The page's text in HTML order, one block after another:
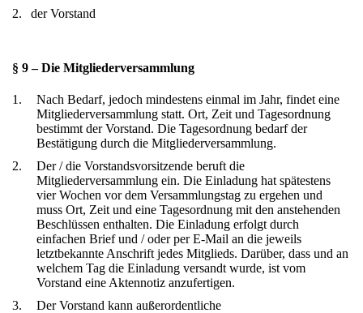
2.
der Vorstand
§ 9 – Die Mitgliederversammlung
1.
Nach Bedarf, jedoch mindestens einmal im Jahr, findet eine
Mitgliederversammlung statt. Ort, Zeit und Tagesordnung
bestimmt der Vorstand. Die Tagesordnung bedarf der
Bestätigung durch die Mitgliederversammlung.
2.
Der / die Vorstandsvorsitzende beruft die
Mitgliederversammlung ein. Die Einladung hat spätestens
vier Wochen vor dem Versammlungstag zu ergehen und
muss Ort, Zeit und eine Tagesordnung mit den anstehenden
Beschlüssen enthalten. Die Einladung erfolgt durch
einfachen Brief und / oder per E-Mail an die jeweils
letztbekannte Anschrift jedes Mitglieds. Darüber, dass und an
welchem Tag die Einladung versandt wurde, ist vom
Vorstand eine Aktennotiz anzufertigen.
3.
Der Vorstand kann außerordentliche